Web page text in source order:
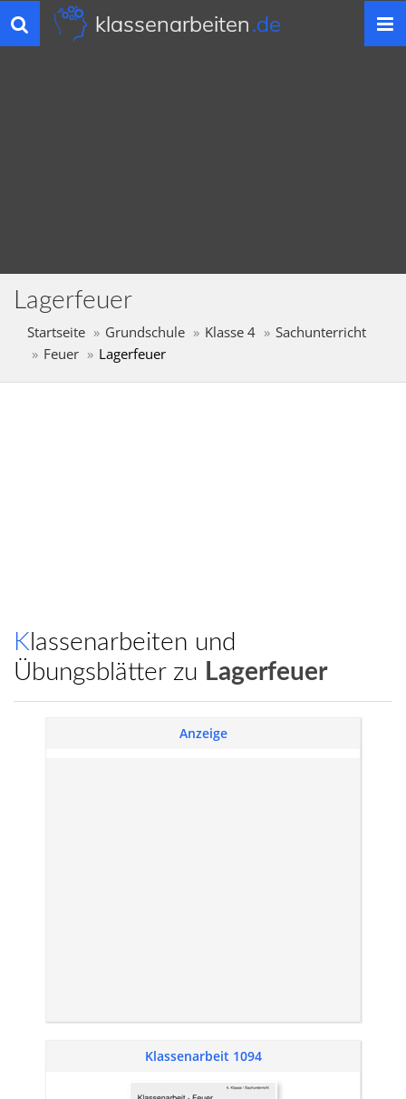
Toggle
navigation
klassenarbeiten.de
Lagerfeuer
Startseite Grundschule Klasse 4
Sachunterricht
Feuer
Lagerfeuer
Klassenarbeiten und
Übungsblätter zu Lagerfeuer
Anzeige
Klassenarbeit 1094